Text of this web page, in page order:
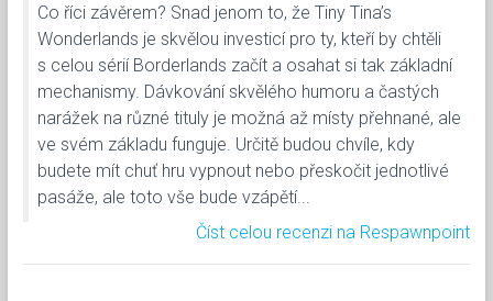
Co říci závěrem? Snad jenom to, že Tiny Tina’s
Wonderlands je skvělou investicí pro ty, kteří by chtěli
s celou sérií Borderlands začít a osahat si tak základní
mechanismy. Dávkování skvělého humoru a častých
narážek na různé tituly je možná až místy přehnané, ale
ve svém základu funguje. Určitě budou chvíle, kdy
budete mít chuť hru vypnout nebo přeskočit jednotlivé
pasáže, ale toto vše bude vzápětí...
Číst celou recenzi na Respawnpoint